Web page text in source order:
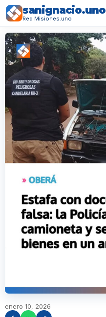
sanignacio.uno
Red Misiones.uno
enero 10, 2026